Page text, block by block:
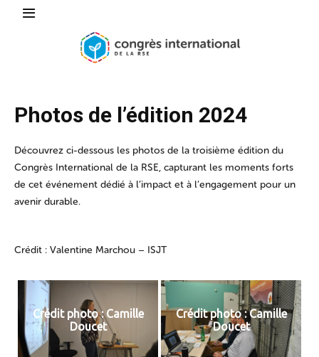
Photos de l’édition 2024
Découvrez ci-dessous les photos de la troisième édition du
Congrès International de la RSE, capturant les moments forts
de cet événement dédié à l’impact et à l’engagement pour un
avenir durable.
Crédit : Valentine Marchou – ISJT
Crédit photo : Camille
Doucet
Crédit photo : Camille
Doucet